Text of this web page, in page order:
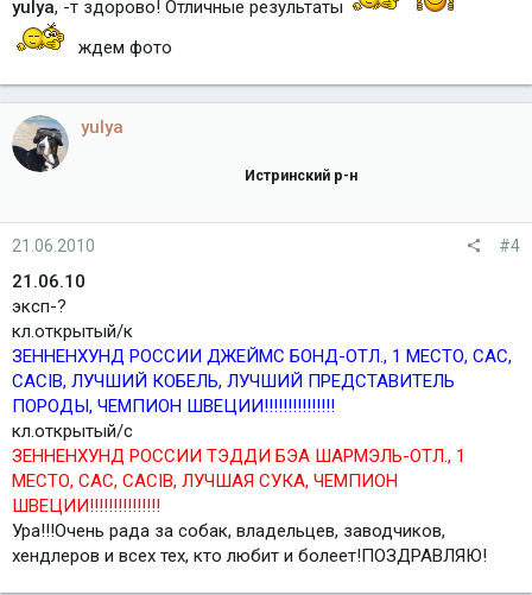
yulya, -т здорово! Отличные результаты
ждем фото
yulya
Истринский р-н
21.06.2010 #4
21.06.10
эксп-?
кл.открытый/к
ЗЕННЕНХУНД РОССИИ ДЖЕЙМС БОНД-ОТЛ., 1 МЕСТО, САС,
CACIB, ЛУЧШИЙ КОБЕЛЬ, ЛУЧШИЙ ПРЕДСТАВИТЕЛЬ
ПОРОДЫ, ЧЕМПИОН ШВЕЦИИ!!!!!!!!!!!!!!!
кл.открытый/с
ЗЕННЕНХУНД РОССИИ ТЭДДИ БЭА ШАРМЭЛЬ-ОТЛ., 1
МЕСТО, САС, CACIB, ЛУЧШАЯ СУКА, ЧЕМПИОН
ШВЕЦИИ!!!!!!!!!!!!!!!
Ура!!!Очень рада за собак, владельцев, заводчиков,
хендлеров и всех тех, кто любит и болеет!ПОЗДРАВЛЯЮ!